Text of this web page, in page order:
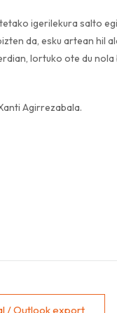
igerilekura salto
da, esku artean hil
lortuko ote du nola
Agirrezabala.
/ Outlook export